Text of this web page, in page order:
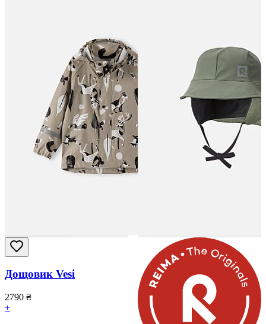
Дощовик Vesi
2790 ₴
+